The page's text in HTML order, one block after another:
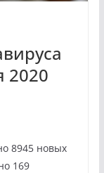
2020
8945 новых
169